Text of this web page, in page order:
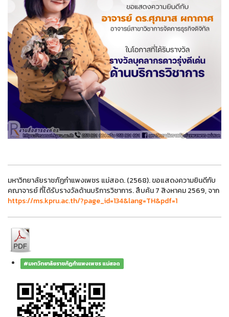
มหาวิทยาลัยราชภัฏกำแพงเพชร แม่สอด. (2568). ขอแสดงความยินดีกับ
คณาจารย์ ที่ได้รับรางวัลด้านบริการวิชาการ. สืบค้น 7 สิงหาคม 2569, จาก
https://ms.kpru.ac.th/?page_id=134&lang=TH&pdf=1
#มหาวิทยาลัยราชภัฏกำแพงเพชร แม่สอด